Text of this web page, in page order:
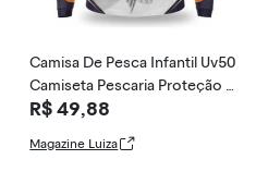
Camisa De Pesca Infantil Uv50
Camiseta Pescaria Proteção U
v - Duart Fi
R$ 49,88
Magazine Luiza